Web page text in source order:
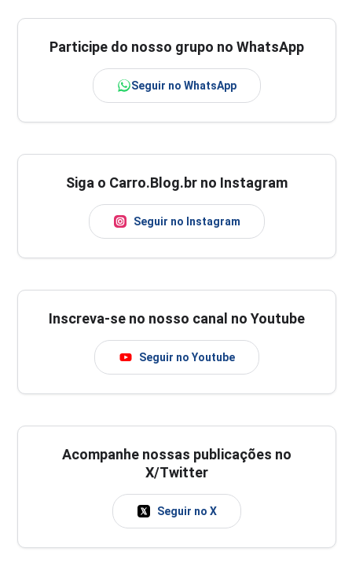
Participe do nosso grupo no WhatsApp
Seguir no WhatsApp
Siga o Carro.Blog.br no Instagram
Seguir no Instagram
Inscreva-se no nosso canal no Youtube
Seguir no Youtube
Acompanhe nossas publicações no
X/Twitter
Seguir no X